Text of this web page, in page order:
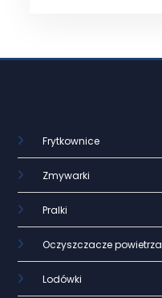
Frytkownice
Zmywarki
Pralki
Oczyszczacze powietrza
Lodówki